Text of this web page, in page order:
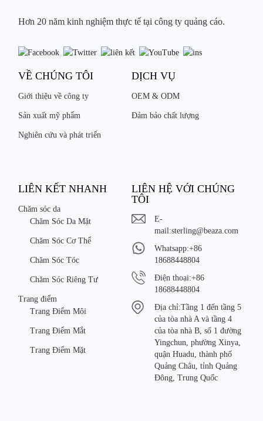
Hơn 20 năm kinh nghiệm thực tế tại công ty quảng cáo.
VỀ CHÚNG TÔI
Giới thiệu về công ty
Sản xuất mỹ phẩm
Nghiên cứu và phát triển
DỊCH VỤ
OEM & ODM
Đảm bảo chất lượng
LIÊN KẾT NHANH
Chăm sóc da
Chăm Sóc Da Mặt
Chăm Sóc Cơ Thể
Chăm Sóc Tóc
Chăm Sóc Riêng Tư
Trang điểm
Trang Điểm Môi
Trang Điểm Mắt
Trang Điểm Mặt
LIÊN HỆ VỚI CHÚNG
TÔI
E-
mail:sterling@beaza.com
Whatsapp:+86
18688448804
Điện thoại:+86
18688448804
Địa chỉ:Tầng 1 đến tầng 5
của tòa nhà A và tầng 4
của tòa nhà B, số 1 đường
Yingchun, phường Xinya,
quận Huadu, thành phố
Quảng Châu, tỉnh Quảng
Đông, Trung Quốc